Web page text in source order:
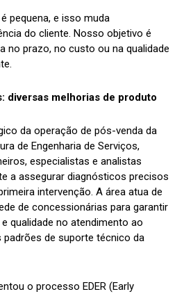
pequena, e isso muda
do cliente. Nosso objetivo é
no prazo, no custo ou na qualidade
diversas melhorias de produto
da operação de pós-venda da
de Engenharia de Serviços,
especialistas e analistas
a assegurar diagnósticos precisos
intervenção. A área atua de
de concessionárias para garantir
qualidade no atendimento ao
padrões de suporte técnico da
o processo EDER (Early